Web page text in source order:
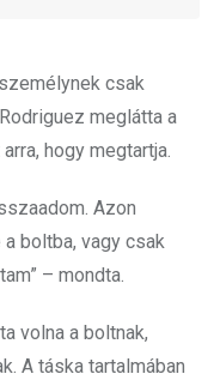
csak
meglátta a
hogy megtartja.
Azon
boltba, vagy csak
– mondta.
volna a boltnak,
A táska tartalmában